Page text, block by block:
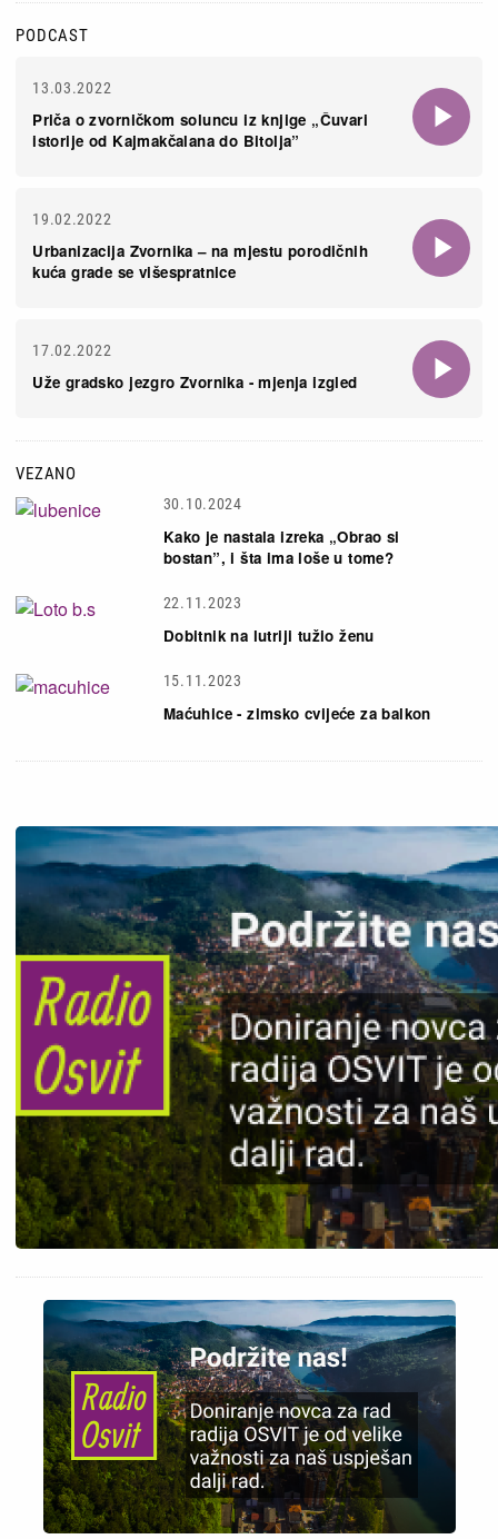
PODCAST
13.03.2022
Priča o zvorničkom soluncu iz knjige „Čuvari
istorije od Kajmakčalana do Bitolja”
19.02.2022
Urbanizacija Zvornika – na mjestu porodičnih
kuća grade se višespratnice
17.02.2022
Uže gradsko jezgro Zvornika - mjenja izgled
VEZANO
30.10.2024
Kako je nastala izreka „Obrao si
bostan”, i šta ima loše u tome?
22.11.2023
Dobitnik na lutriji tužio ženu
15.11.2023
Maćuhice - zimsko cvijeće za balkon
Slika